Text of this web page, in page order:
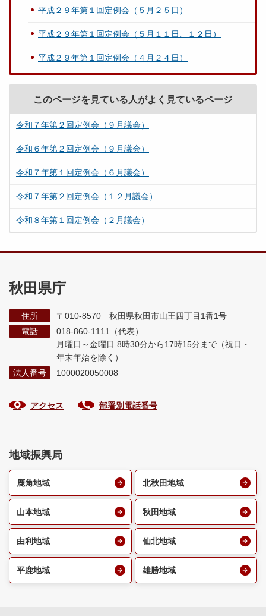
平成２９年第１回定例会（５月２５日）
平成２９年第１回定例会（５月１１日、１２日）
平成２９年第１回定例会（４月２４日）
このページを見ている人がよく見ているページ
令和７年第２回定例会（９月議会）
令和６年第２回定例会（９月議会）
令和７年第１回定例会（６月議会）
令和７年第２回定例会（１２月議会）
令和８年第１回定例会（２月議会）
秋田県庁
住所
〒010-8570 秋田県秋田市山王四丁目1番1号
電話
018-860-1111（代表）
月曜日～金曜日 8時30分から17時15分まで （祝日・
年末年始を除く）
法人番号
1000020050008
アクセス 部署別電話番号
地域振興局
鹿角地域 北秋田地域
山本地域 秋田地域
由利地域 仙北地域
平鹿地域 雄勝地域